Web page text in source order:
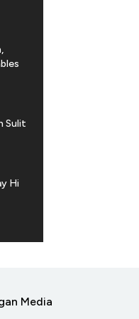
Sulit
Hi
Media